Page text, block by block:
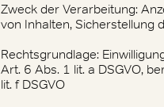
Zweck der Verarbeitung:
von Inhalten, Sicherstellung
Rechtsgrundlage:
Art. 6 Abs. 1 lit. a DSGVO,
lit. f DSGVO